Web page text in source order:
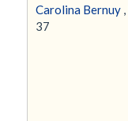
Carolina Bernuy,
37